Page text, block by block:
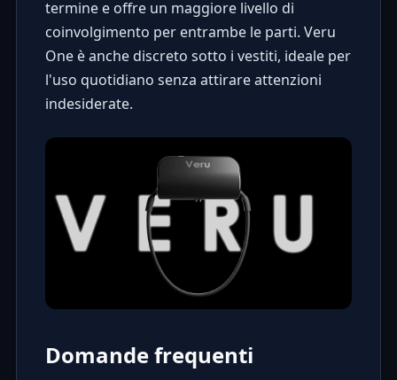
termine e offre un maggiore livello di
coinvolgimento per entrambe le parti. Veru
One è anche discreto sotto i vestiti, ideale per
l'uso quotidiano senza attirare attenzioni
indesiderate.
Domande frequenti